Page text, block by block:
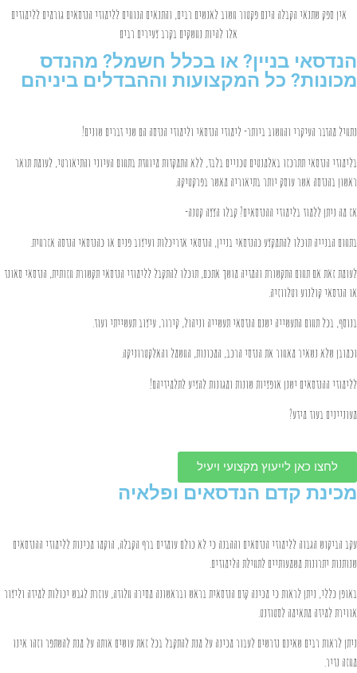
אין ספק שתנאי הקבלה הינם פקטור חשוב לאנשים רבים, והתנאים הנוחים ללימודי הנדסאים גורמים ללימודים
אלו להיות נחשקים בקרב צעירים רבים
הנדסאי בניין? או בכלל חשמל? מהנדס
מכונות? כל המקצועות וההבדלים ביניהם
נתחיל מהדבר העיקרי והחשוב ביותר- לימודי הנדסאי ולימודי הנדסה הם שני דברים שונים!
בלימודי הנדסאי תתרכזו באלמנטים טכניים בלבד, ללא התמקדות מיוחדת בתחום העיוני והתיאורטי, לעומת תואר
ראשון בהנדסה אשר עוסק יותר בתיאוריה מאשר בפרקטיקה.
אז מה ניתן ללמוד בלימודי ההנדסאים? קבלו הצצה קטנה-
בתחום הבנייה תוכלו להתמקצע כהנדסאי בניין, הנדסאי אדריכלות ועיצוב פנים או כהנדסאי הנדסה אזרחית.
לעומת זאת אם תחום התקשורת והמדיה מושך אתכם, תוכלו להתקבל ללימודי הנדסאי תקשורת חזותית, הנדסאי סאונד
או הנדסאי קולנוע וטלווזיה.
בנוסף, בכל תחום התעשייה ישנם הנדסאי תעשייה וניהול, קירור, עיצוב תעשייתי ועוד.
וכמובן שלא נשאיר מאחור את הנדסי הרכב, המכונות, החשמל והאלקטרוניקה.
ללימודי ההנדסאים ישנן אופציות שונות ומגונות להציע לתלמידיהם!
מעוניינים בעוד מידע?
לחצו כאן לייעוץ מקצועי ויעיל
מכינת קדם הנדסאים ופלאיה
עקב הביקוש הגבוה ללימודי הנדסאים וההבנה כי לא כולם עומדים ברף הקבלה, הוקמו מכינות ללימודי ההנדסאים
שנותנות יתרונות משמעותיים לתחילת הלימודים.
באופן כללי, ניתן לראות כי מכינה קדם הנדסאית בראש ובראשונה מסירה חלודה, עוזרת לגבש יכולות למידה וליצור
אווירת למידה מתאימה לסטודנט.
ניתן לראות רבים שאינם נדרשים לעבור מכינה על מנת להתקבל בכל זאת עושים אותה על מנת להשתפר וזהו אינו
מחזה נדיר.